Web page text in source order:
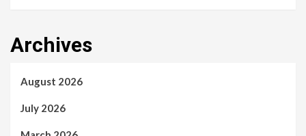
Archives
August 2026
July 2026